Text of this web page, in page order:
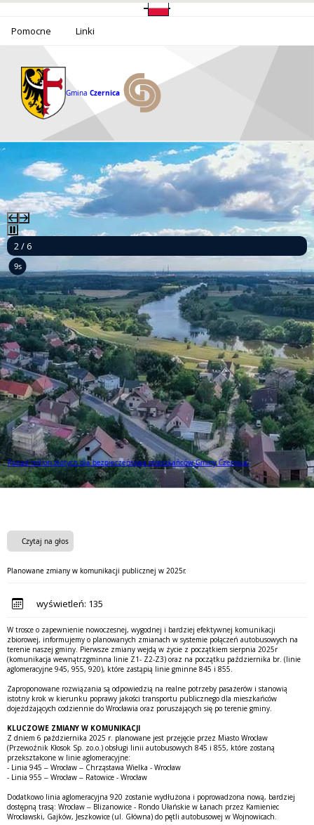
Pomocne Linki
Gmina Czernica
2 / 6
8s
Ponad milion złotych dla bezpieczeństwa mieszkańców Gminy Czernica!
Ponad milion złotych dla bezpieczeństwa mieszkańców Gminy Czernica!
Czytaj na głos
Planowane zmiany w komunikacji publicznej w 2025r.
wyświetleń: 135
W trosce o zapewnienie nowoczesnej, wygodnej i bardziej efektywnej komunikacji
zbiorowej, informujemy o planowanych zmianach w systemie połączeń autobusowych na
terenie naszej gminy. Pierwsze zmiany wejdą w życie z początkiem sierpnia 2025r
(komunikacja wewnątrzgminna linie Z1- Z2-Z3) oraz na początku października br. (linie
aglomeracyjne 945, 955, 920), które zastąpią linie gminne 845 i 855.
Zaproponowane rozwiązania są odpowiedzią na realne potrzeby pasażerów i stanowią
istotny krok w kierunku poprawy jakości transportu publicznego dla mieszkańców
dojeżdżających codziennie do Wrocławia oraz poruszających się po terenie gminy.
KLUCZOWE ZMIANY W KOMUNIKACJI
Z dniem 6 października 2025 r. planowane jest przejęcie przez Miasto Wrocław
(Przewoźnik Kłosok Sp. zo.o.) obsługi linii autobusowych 845 i 855, które zostaną
przekształcone w linie aglomeracyjne:
- Linia 945 – Wrocław – Chrząstawa Wielka - Wrocław
- Linia 955 – Wrocław – Ratowice - Wrocław
Dodatkowo linia aglomeracyjna 920 zostanie wydłużona i poprowadzona nową, bardziej
dostępną trasą: Wrocław – Blizanowice - Rondo Ułańskie w Łanach przez Kamieniec
Wrocławski, Gajków, Jeszkowice (ul. Główna) do pętli autobusowej w Wojnowicach.